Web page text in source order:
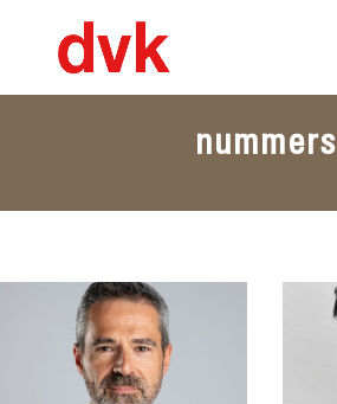
nummers